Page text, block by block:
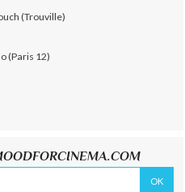
(Trouville)
(Paris 12)